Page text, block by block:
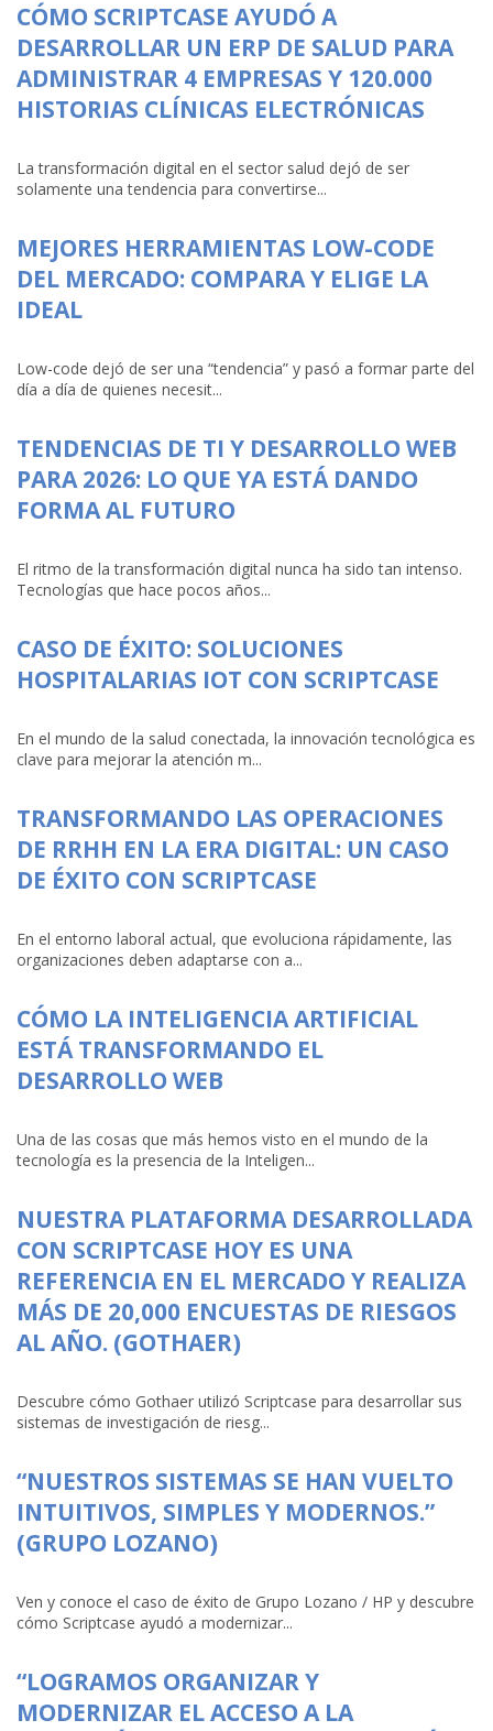
CÓMO SCRIPTCASE AYUDÓ A
DESARROLLAR UN ERP DE SALUD PARA
ADMINISTRAR 4 EMPRESAS Y 120.000
HISTORIAS CLÍNICAS ELECTRÓNICAS
La transformación digital en el sector salud dejó de ser
solamente una tendencia para convertirse...
MEJORES HERRAMIENTAS LOW-CODE
DEL MERCADO: COMPARA Y ELIGE LA
IDEAL
Low-code dejó de ser una “tendencia” y pasó a formar parte del
día a día de quienes necesit...
TENDENCIAS DE TI Y DESARROLLO WEB
PARA 2026: LO QUE YA ESTÁ DANDO
FORMA AL FUTURO
El ritmo de la transformación digital nunca ha sido tan intenso.
Tecnologías que hace pocos años...
CASO DE ÉXITO: SOLUCIONES
HOSPITALARIAS IOT CON SCRIPTCASE
En el mundo de la salud conectada, la innovación tecnológica es
clave para mejorar la atención m...
TRANSFORMANDO LAS OPERACIONES
DE RRHH EN LA ERA DIGITAL: UN CASO
DE ÉXITO CON SCRIPTCASE
En el entorno laboral actual, que evoluciona rápidamente, las
organizaciones deben adaptarse con a...
CÓMO LA INTELIGENCIA ARTIFICIAL
ESTÁ TRANSFORMANDO EL
DESARROLLO WEB
Una de las cosas que más hemos visto en el mundo de la
tecnología es la presencia de la Inteligen...
NUESTRA PLATAFORMA DESARROLLADA
CON SCRIPTCASE HOY ES UNA
REFERENCIA EN EL MERCADO Y REALIZA
MÁS DE 20,000 ENCUESTAS DE RIESGOS
AL AÑO. (GOTHAER)
Descubre cómo Gothaer utilizó Scriptcase para desarrollar sus
sistemas de investigación de riesg...
“NUESTROS SISTEMAS SE HAN VUELTO
INTUITIVOS, SIMPLES Y MODERNOS.”
(GRUPO LOZANO)
Ven y conoce el caso de éxito de Grupo Lozano / HP y descubre
cómo Scriptcase ayudó a modernizar...
“LOGRAMOS ORGANIZAR Y
MODERNIZAR EL ACCESO A LA